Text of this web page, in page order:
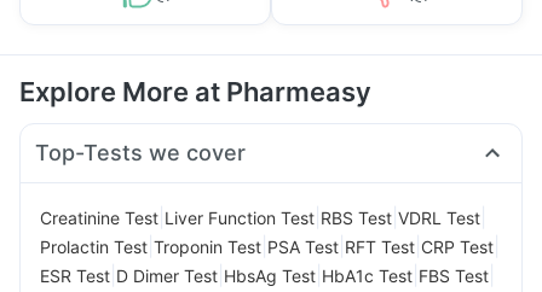
Explore More at Pharmeasy
Top-Tests we cover
Creatinine Test Liver Function Test RBS Test VDRL Test
Prolactin Test Troponin Test PSA Test RFT Test CRP Test
ESR Test D Dimer Test HbsAg Test HbA1c Test FBS Test